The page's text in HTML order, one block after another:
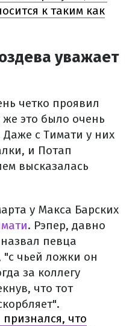
к таким как
уважает
четко проявил
это было очень
Даже с Тимати у них
и Потап
высказалась
у Макса Барских
. Рэпер, давно
певца
чьей ложки он
за коллегу
что тот
что